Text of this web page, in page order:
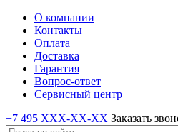
О компании
Контакты
Оплата
Доставка
Гарантия
Вопрос-ответ
Сервисный центр
+7 495 XXX-XX-XX Заказать